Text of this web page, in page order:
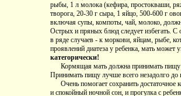
рыбы, 1 л молока (кефира, простокваши,
творога, 20-30 г сыра, 1 яйцо, 500-600 г
включая супы, компоты, чай, молоко,
Острых и пряных блюд следует избегать. С
в ряде случаев - к моркови, яйцам, рыбе,
проявлений диатеза у ребенка, мать может
категорически!
Кормящая мать должна принимать пищу
Принимать пищу лучше всего незадолго до
Очень помогает сохранить достаточное
и спокойный ночной сон, и прогулка с